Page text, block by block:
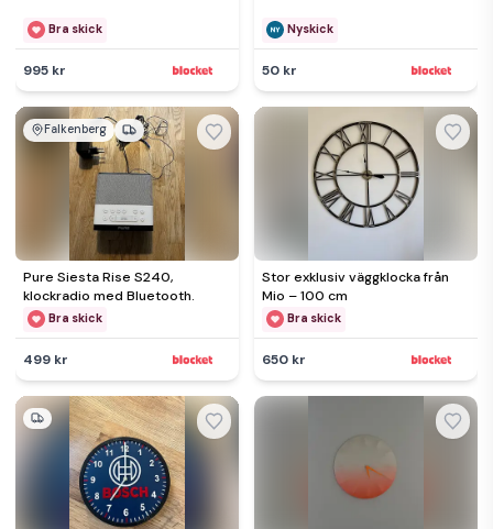
Bra skick
995 kr
Nyskick
50 kr
Falkenberg
Pure Siesta Rise S240,
klockradio med Bluetooth.
Bra skick
499 kr
Stor exklusiv väggklocka från
Mio – 100 cm
Bra skick
650 kr